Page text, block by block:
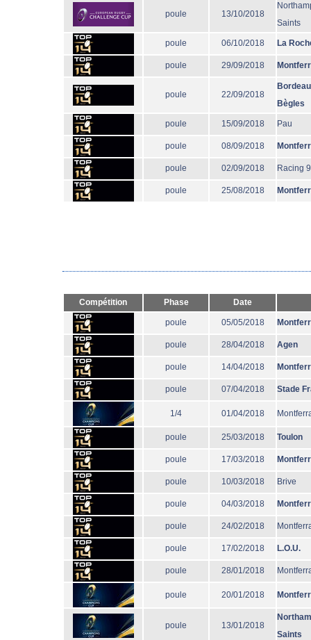
poule 13/10/2018
Saints
poule 06/10/2018 La
poule 29/09/2018
poule 22/09/2018
Bègles
poule 15/09/2018 Pau
poule 08/09/2018
poule 02/09/2018 Racing
poule 25/08/2018
Compétition Phase Date
poule 05/05/2018
poule 28/04/2018 Agen
poule 14/04/2018
poule 07/04/2018 Stade
1/4 01/04/2018
poule 25/03/2018 Toulon
poule 17/03/2018
poule 10/03/2018 Brive
poule 04/03/2018
poule 24/02/2018
poule 17/02/2018 L.O.U.
poule 28/01/2018
poule 20/01/2018
poule 13/01/2018
Saints